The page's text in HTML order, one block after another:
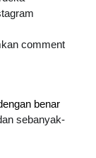
comment
benar
sebanyak-